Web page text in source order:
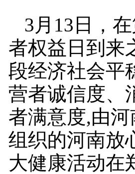
3月13日，
者权益日到来
段经济社会平
营者诚信度、
者满意度,由
组织的河南放
大健康活动在